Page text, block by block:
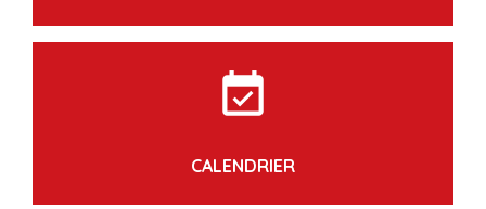
event_available
CALENDRIER